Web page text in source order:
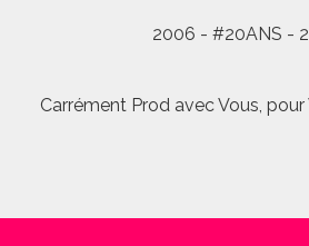
2006 - #20ANS -
Carrément Prod avec Vous, pour